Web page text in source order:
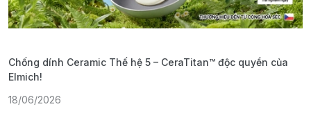
Chống dính Ceramic Thế hệ 5 – CeraTitan™ độc quyền của
Elmich!
18/06/2026